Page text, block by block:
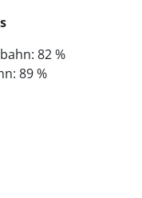
82 %
89 %